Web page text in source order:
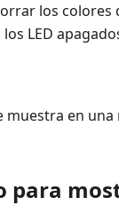
los colores
LED
muestra en
para